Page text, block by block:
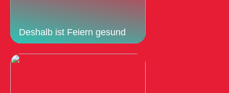
Deshalb ist Feiern gesund